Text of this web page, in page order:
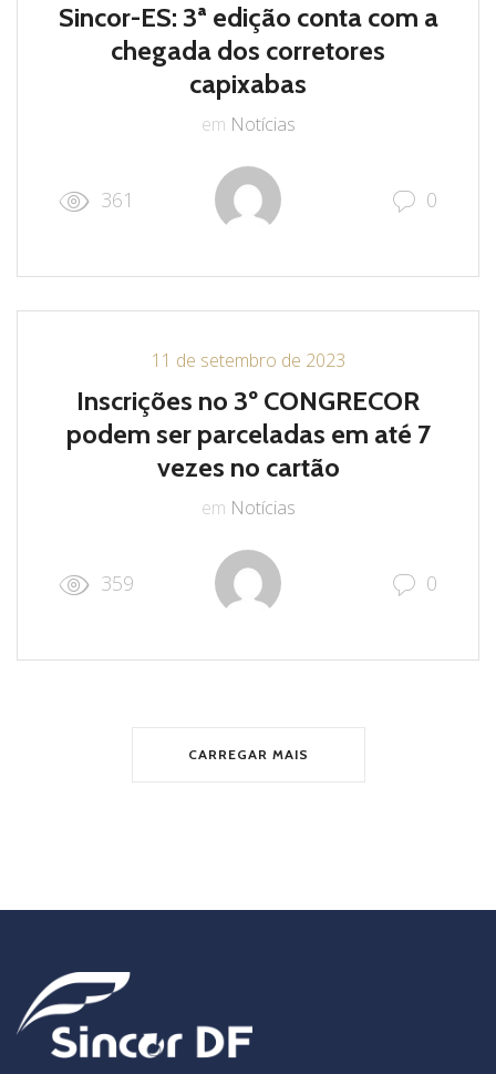
Sincor-ES: 3ª edição conta com a
chegada dos corretores
capixabas
em Notícias
361 0
11 de setembro de 2023
Inscrições no 3º CONGRECOR
podem ser parceladas em até 7
vezes no cartão
em Notícias
359 0
CARREGAR MAIS